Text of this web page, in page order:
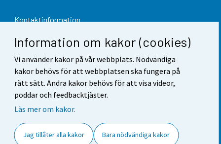
Information om kakor (cookies)
Vi använder kakor på vår webbplats. Nödvändiga
kakor behövs för att webbplatsen ska fungera på
rätt sätt. Andra kakor behövs för att visa videor,
poddar och feedbacktjäster.
Läs mer om kakor.
Jag tillåter alla kakor Bara nödvändiga kakor
Kontaktinformation
Respons
Användarvillkor
Dataskydd
Tillgänglighet
Cookie-inställningar